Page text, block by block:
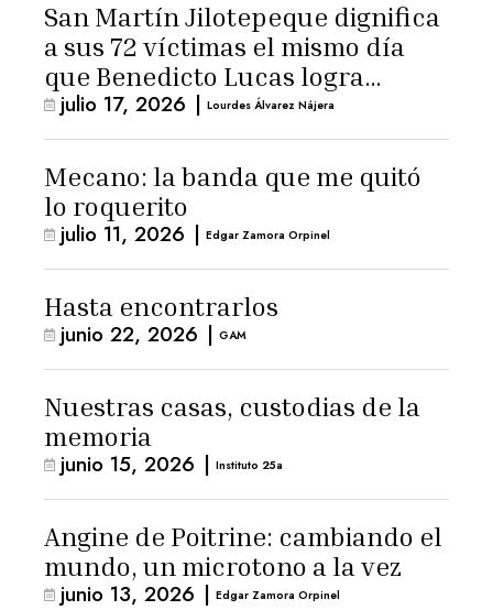
San Martín Jilotepeque dignifica
a sus 72 víctimas el mismo día
que Benedicto Lucas logra
arresto domiciliario
julio 17, 2026 | Lourdes Álvarez Nájera
Mecano: la banda que me quitó
lo roquerito
julio 11, 2026 | Edgar Zamora Orpinel
Hasta encontrarlos
junio 22, 2026 | GAM
Nuestras casas, custodias de la
memoria
junio 15, 2026 | Instituto 25a
Angine de Poitrine: cambiando el
mundo, un microtono a la vez
junio 13, 2026 | Edgar Zamora Orpinel